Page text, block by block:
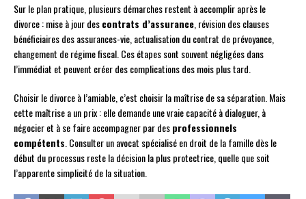
Sur le plan pratique, plusieurs démarches restent à accomplir après le
divorce : mise à jour descontrats d’assurance , révision des clauses
bénéficiaires des assurances-vie, actualisation du contrat de prévoyance,
changement de régime fiscal. Ces étapes sont souvent négligées dans
l’immédiat et peuvent créer des complications des mois plus tard.
Choisir le divorce à l’amiable, c’est choisir la maîtrise de sa séparation. Mais
cette maîtrise a un prix : elle demande une vraie capacité à dialoguer, à
négocier et à se faire accompagner par desprofessionnels
compétents . Consulter un avocat spécialisé en droit de la famille dès le
début du processus reste la décision la plus protectrice, quelle que soit
l’apparente simplicité de la situation.